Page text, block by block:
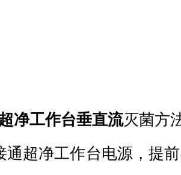
净工作台垂直流灭菌方
净工作台电源，提前